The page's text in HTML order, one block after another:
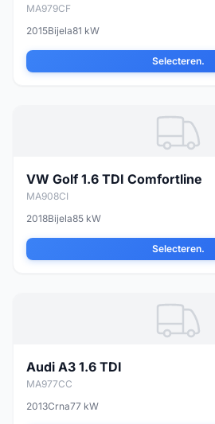
MA979CF
2015Bijela81 kW
Selecteren.
VW Golf 1.6 TDI Comfortline
MA908CI
2018Bijela85 kW
Selecteren.
Audi A3 1.6 TDI
MA977CC
2013Crna77 kW